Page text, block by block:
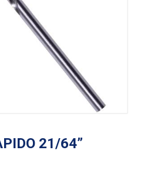
21/64”